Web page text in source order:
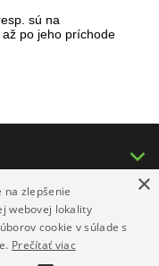
sú na
po jeho príchode
×
na zlepšenie
webovej lokality
cookie v súlade s
Prečítať viac